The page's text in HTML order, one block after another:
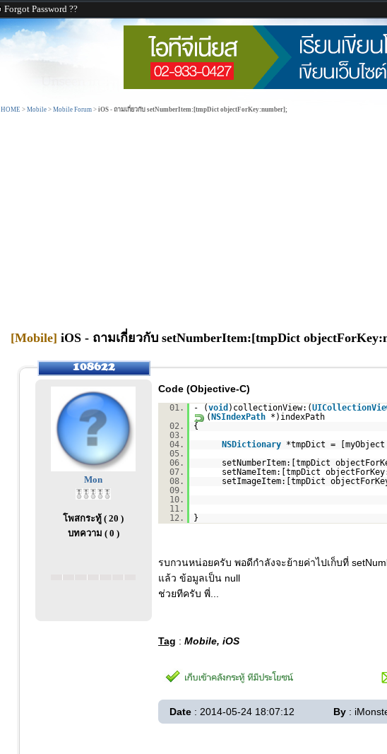
Forgot Password ??
HOME > Mobile > Mobile Forum > iOS - ถามเกี่ยวกับ setNumberItem:[tmpDict objectForKey:number];
[Mobile] iOS - ถามเกี่ยวกับ setNumberItem:[tmpDict
Mon
โพสกระทู้ ( 20 )
บทความ ( 0 )
Code (Objective-C)
01. - (void )collectionView:(
( NSIndexPath
*)indexPath
02.
{
03.
04.
NSDictionary
*tmpDict =
05.
06.
setNumberItem:[tmpDict
07.
setNameItem:[tmpDict
08.
setImageItem:[tmpDict
09.
10.
11.
12.
}
รบกวนหน่อยครับ พอดีกำลังจะย้ายค่าไปเก็บที่
แล้ว ข้อมูลเป็น null
ช่วยทีครับ พี่...
Tag : Mobile, iOS
Date : 2014-05-24 18:07:12 By :